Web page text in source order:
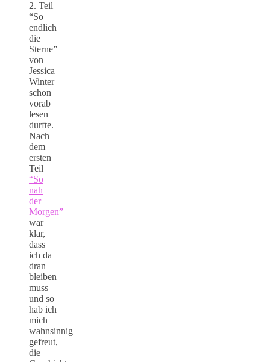
2. Teil
“So
endlich
die
Sterne”
von
Jessica
Winter
schon
vorab
lesen
durfte.
Nach
dem
ersten
Teil
“So
nah
der
Morgen”
war
klar,
dass
ich da
dran
bleiben
muss
und so
hab ich
mich
wahnsinnig
gefreut,
die